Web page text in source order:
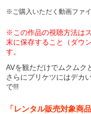
※ご購入いただく動画ファ
※この作品の視聴方法は
末に保存すること（ダウ
す。
AVを観ただけでムクムク
さらにプリケツにはデカ
で!!!
「レンタル販売対象商